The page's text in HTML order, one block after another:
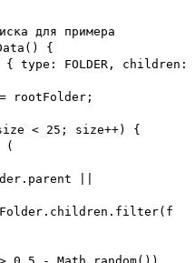
для примера
{
type: FOLDER, children:
rootFolder;
< 25; size++) {
(
||